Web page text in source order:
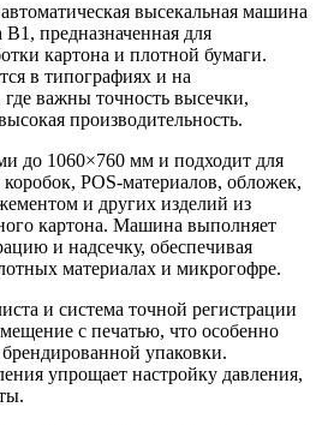
высекальная машина
предназначенная для
картона и плотной бумаги.
в типографиях и на
где важны точность высечки,
производительность.
до 1060×760 мм и подходит для
POS-материалов, обложек,
и других изделий из
картона. Машина выполняет
и надсечку, обеспечивая
материалах и микрогофре.
и система точной регистрации
с печатью, что особенно
упаковки.
упрощает настройку давления,